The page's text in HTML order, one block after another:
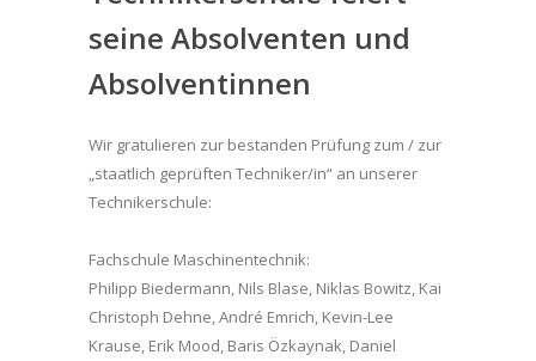
seine Absolventen und
Absolventinnen
Wir gratulieren zur bestanden Prüfung zum / zur
„staatlich geprüften Techniker/in“ an unserer
Technikerschule:
Fachschule Maschinentechnik:
Philipp Biedermann, Nils Blase, Niklas Bowitz, Kai
Christoph Dehne, André Emrich, Kevin-Lee
Krause, Erik Mood, Baris Özkaynak, Daniel